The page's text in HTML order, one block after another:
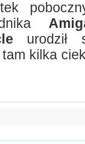
urodził
kilka